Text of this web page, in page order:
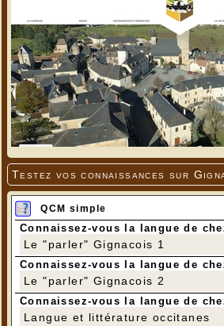
Testez vos connaissances sur
QCM simple
Connaissez-vous la langue de
Le "parler" Gignacois 1
Connaissez-vous la langue de
Le "parler" Gignacois 2
Connaissez-vous la langue de
Langue et littérature occitanes
Vue sur la
---
Photos Jean-Pierre Gaillard et